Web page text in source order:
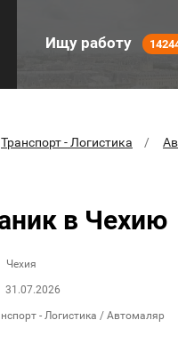
Ищу работу
Транспорт - Логистика
в Чехию
Чехия
31.07.2026
- Логистика / Автомаляр